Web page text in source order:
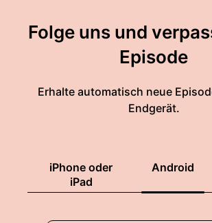
Folge uns und
Episode
Erhalte automatisch neue
Endgerät.
iPhone oder
iPad
Android